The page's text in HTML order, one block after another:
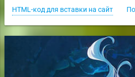
HTML-код для вставки на сайт